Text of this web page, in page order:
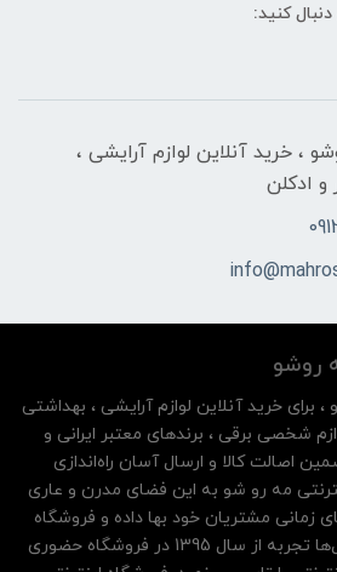
کنید:
، خرید آنلاین لوازم آرایشی ،
و ادکلن
رو‌شو
برای خرید آنلاین لوازم آرایشی ، بهداشتی
شخصی برقی ، برندهای معتبر ایرانی و
اصالت کالا و ارسال آسان راه‌اندازی
مه رو شو به این فضای مدرن و عاری
زمانی مشتریان خود بها داده و فروشگاه
اینترنتی خود را بر پایه سال‌ها تجربه از سال 1395 در فروشگاه حضوری